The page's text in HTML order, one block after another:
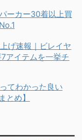
ーカー30着以上買
げ速報｜ビレイヤ
アイテムを一挙チ
てわかった良い
とめ】